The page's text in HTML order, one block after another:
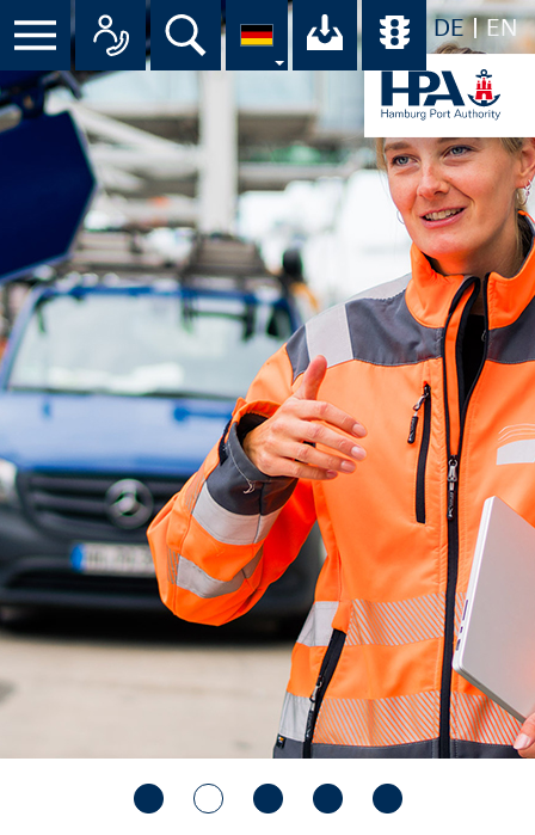
DE EN
Menü Alle Ansprechpartner im
Suche Ihr Download-